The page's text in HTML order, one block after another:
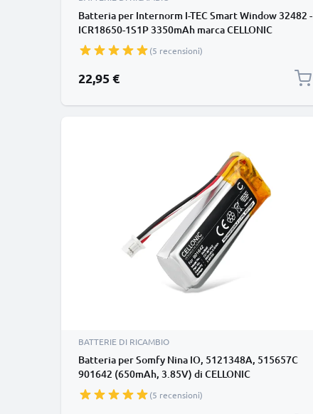
Batteria per Internorm I-TEC Smart Window 32482 -
ICR18650-1S1P 3350mAh marca CELLONIC
(5 recensioni)
22,95 €
BATTERIE DI RICAMBIO
Batteria per Somfy Nina IO, 5121348A, 515657C
901642 (650mAh, 3.85V) di CELLONIC
(5 recensioni)